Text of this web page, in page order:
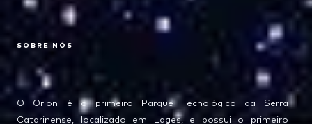
SOBRE NÓS
O Orion é o primeiro Parque Tecnológico da Serra
Catarinense, localizado em Lages, e possui o primeiro